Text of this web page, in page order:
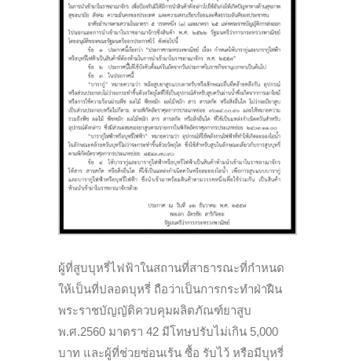
ผู้ที่สูบบุหรี่ไฟฟ้าในสถานที่สาธารณะที่กำหนด
ให้เป็นที่ปลอดบุหรี่ ถือว่าเป็นการกระทำฝ่าฝืน
พระราชบัญญัติควบคุมผลิตภัณฑ์ยาสูบ
พ.ศ.2560 มาตรา 42 มีโทษปรับไม่เกิน 5,000
บาท และผู้ที่ช่วยซ่อนเร้น ซื้อ รับไว้ หรือมีบุหรี่